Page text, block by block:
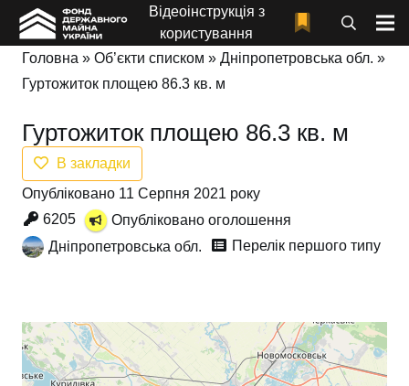
Відеоінструкція з
користування
Головна » Об’єкти списком » Дніпропетровська обл. »
Гуртожиток площею 86.3 кв. м
Гуртожиток площею 86.3 кв. м
В закладки
Опубліковано 11 Серпня 2021 року
6205
Опубліковано оголошення
Дніпропетровська обл.
Перелік першого типу